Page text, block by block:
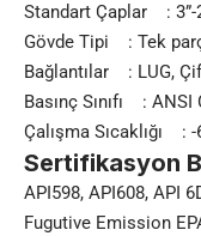
Standart Çaplar : 3”-
Gövde Tipi : Tek
Bağlantılar : LUG,
Basınç Sınıfı :
Çalışma Sıcaklığı : -
Sertifikasyon
API598, API608, API
Fugutive Emission